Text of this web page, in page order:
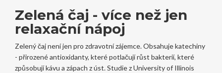
Zelená čaj - více než jen
relaxační nápoj
Zelený čaj není jen pro zdravotní zájemce. Obsahuje katechiny
- přirozené antioxidanty, které potlačují růst bakterií, které
způsobují kávu a zápach z úst. Studie z University of Illinois